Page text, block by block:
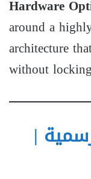
Hardware
around a
architecture
without
|